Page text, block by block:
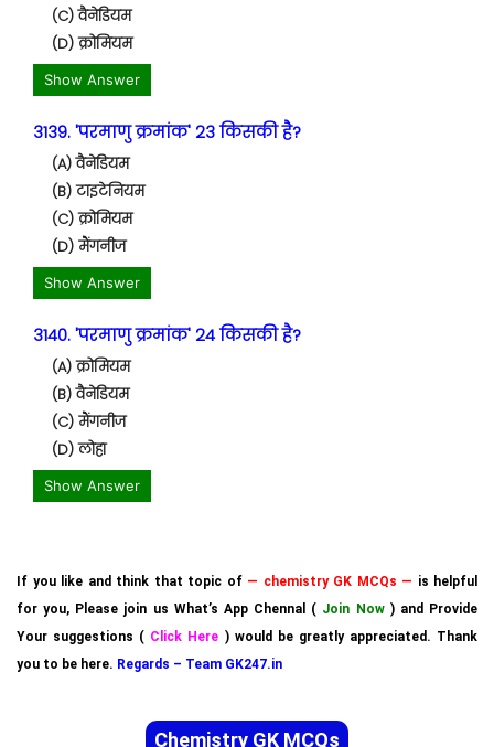
(C) वैनेडियम
(D) क्रोमियम
Show Answer
3139. 'परमाणु क्रमांक' 23 किसकी है?
(A) वैनेडियम
(B) टाइटेनियम
(C) क्रोमियम
(D) मैंगनीज
Show Answer
3140. 'परमाणु क्रमांक' 24 किसकी है?
(A) क्रोमियम
(B) वैनेडियम
(C) मैंगनीज
(D) लोहा
Show Answer
If you like and think that topic of — chemistry GK MCQs — is helpful
for you, Please join us What’s App Chennal ( Join Now) and Provide
Your suggestions ( Click Here ) would be greatly appreciated. Thank
you to be here. Regards – Team GK247.in
Chemistry GK MCQs